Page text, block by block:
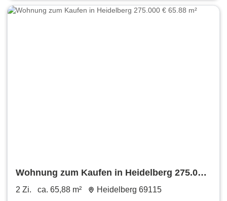
Wohnung zum Kaufen in Heidelberg 275.000
€ 65.88 m²
2 Zi. ca. 65,88 m² Heidelberg 69115